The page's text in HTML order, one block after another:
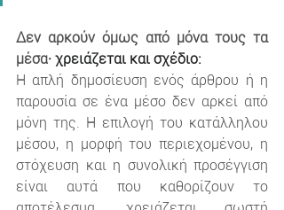
Δεν αρκούν όμως από μόνα τους τα
μέσα· χρειάζεται και σχέδιο:
Η απλή δημοσίευση ενός άρθρου ή η
παρουσία σε ένα μέσο δεν αρκεί από
μόνη της. Η επιλογή του κατάλληλου
μέσου, η μορφή του περιεχομένου, η
στόχευση και η συνολική προσέγγιση
είναι αυτά που καθορίζουν το